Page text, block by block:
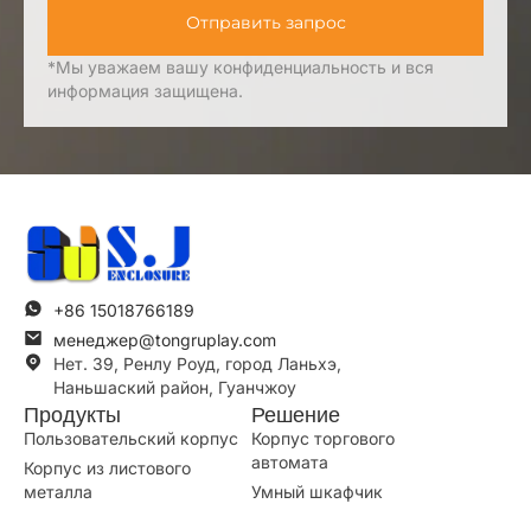
Отправить запрос
*Мы уважаем вашу конфиденциальность и вся
информация защищена.
+86 15018766189
менеджер@tongruplay.com
Нет. 39, Ренлу Роуд, город Ланьхэ,
Наньшаский район, Гуанчжоу
Продукты
Пользовательский корпус
Корпус из листового
металла
Решение
Корпус торгового
автомата
Умный шкафчик